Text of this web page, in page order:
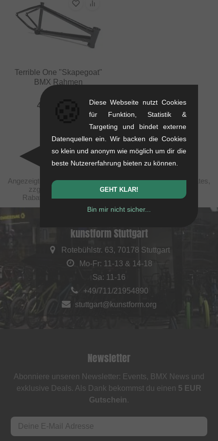
Terrible One "Skapegoat"
BMX Rahmen
462.14
Angezeigte Preise verstehen sich steuerfrei nach United States,
zzgl. Versandkosten. Durchgestrichene Preise (bei
Rabattierungen) entsprechen der UVP des Herstellers.
kunstform Stuttgart
Rotebühlstr. 63, 70178 Stuttgart
Mo-Fr: 11-13 & 14-18
Sa: 11-16
+49/711/21954890
stuttgart@kunstform.org
Newsletter
Abonniere unseren Newsletter: Events, BMX News und
exklusive Deals. Als Dank bekommst du einen 5 EUR
Gutschein.
Diese Webseite nutzt Cookies
für Funktion, Statistik &
Targeting und bindet externe
Datenquellen ein. Wir backen die Cookies
so klein und anonym wie möglich um dir die
beste Nutzererfahrung bieten zu können.
GEHT KLAR!
Bin mir nicht sicher...